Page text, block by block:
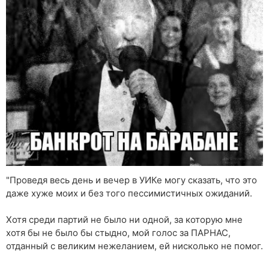
"Проведя весь день и вечер в УИКе могу сказать, что это
даже хуже моих и без того пессимистичных ожиданий.
Хотя среди партий не было ни одной, за которую мне
хотя бы не было бы стыдно, мой голос за ПАРНАС,
отданный с великим нежеланием, ей нисколько не помог.